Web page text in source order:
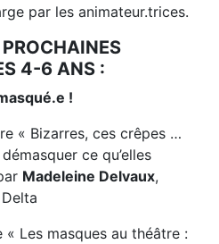
par les animateur.trices.
4-6 ANS :
!
« Bizarres, ces crêpes …
ce qu’elles
Madeleine Delvaux,
Les masques au théâtre :